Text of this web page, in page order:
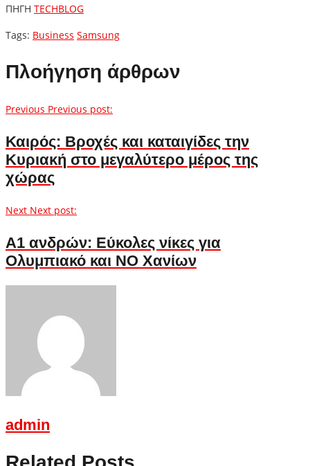
ΠΗΓΗ TECHBLOG
Tags: Business Samsung
Πλοήγηση άρθρων
Previous Previous post:
Καιρός: Βροχές και καταιγίδες την
Κυριακή στο μεγαλύτερο μέρος της
χώρας
Next Next post:
A1 ανδρών: Εύκολες νίκες για
Ολυμπιακό και ΝΟ Χανίων
admin